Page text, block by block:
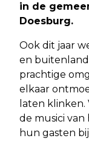
in de
Doesburg.
Ook dit jaar
en
prachtige
elkaar
laten
de musici
hun gasten